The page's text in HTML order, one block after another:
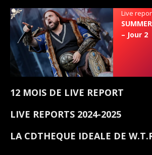
Live
– Jour 2
12 MOIS DE LIVE REPORT
LIVE REPORTS 2024-2025
LA CDTHEQUE IDEALE DE